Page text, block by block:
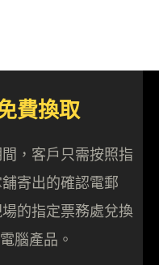
費換取
，客戶只需按照指
寄出的確認電郵
的指定票務處兌換
腦產品。